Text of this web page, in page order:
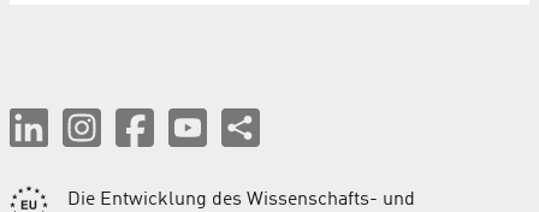
Die Entwicklung des Wissenschafts- und